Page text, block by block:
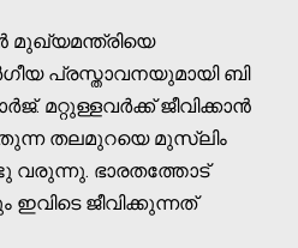
മുഖ്യമന്ത്രിയെ
പ്രസ്താവനയുമായി ബി
മറ്റുള്ളവർക്ക് ജീവിക്കാൻ
തലമുറയെ മുസ്ല‌ിം
വരുന്നു. ഭാരതത്തോട്
ജീവിക്കുന്നത്